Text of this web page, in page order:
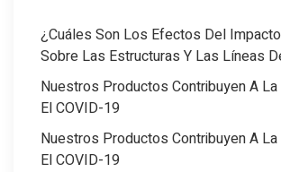
¿Cuáles Son Los Efectos Del
Sobre Las Estructuras Y Las Líneas
Nuestros Productos Contribuyen A La
El COVID-19
Nuestros Productos Contribuyen A La
El COVID-19